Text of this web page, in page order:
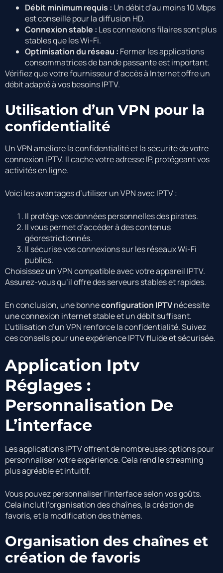
Débit minimum requis : Un débit d’au moins 10 Mbps
est conseillé pour la diffusion HD.
Connexion stable : Les connexions filaires sont plus
stables que les Wi-Fi.
Optimisation du réseau : Fermer les applications
consommatrices de bande passante est important.
Vérifiez que votre fournisseur d’accès à Internet offre un
débit adapté à vos besoins IPTV.
Utilisation d’un VPN pour la
confidentialité
Un VPN améliore la confidentialité et la sécurité de votre
connexion IPTV. Il cache votre adresse IP, protégeant vos
activités en ligne.
Voici les avantages d’utiliser un VPN avec IPTV :
Il protège vos données personnelles des pirates.
Il vous permet d’accéder à des contenus
géorestrictionnés.
Il sécurise vos connexions sur les réseaux Wi-Fi
publics.
Choisissez un VPN compatible avec votre appareil IPTV.
Assurez-vous qu’il offre des serveurs stables et rapides.
En conclusion, une bonneconfiguration IPTVnécessite
une connexion internet stable et un débit suffisant.
L’utilisation d’un VPN renforce la confidentialité. Suivez
ces conseils pour une expérience IPTV fluide et sécurisée.
Application Iptv
Réglages :
Personnalisation De
L’interface
Les applications IPTV offrent de nombreuses options pour
personnaliser votre expérience. Cela rend le streaming
plus agréable et intuitif.
Vous pouvez personnaliser l’interface selon vos goûts.
Cela inclut l’organisation des chaînes, la création de
favoris, et la modification des thèmes.
Organisation des chaînes et
création de favoris